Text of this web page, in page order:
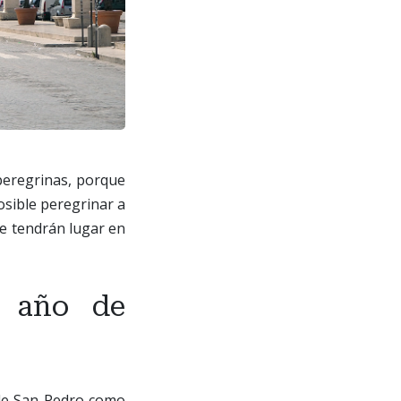
porque
peregrinar a
tendrán lugar en
año de